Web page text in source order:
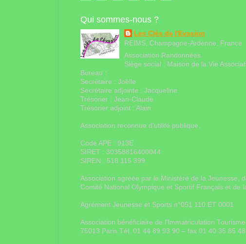
Qui sommes-nous ?
Les Clés de l'Evasion
REIMS, Champagne-Ardenne, France
Association Randonnées
Siège social : Maison de la Vie
Bureau :
Secrétaire : Joëlle
Secrétaire adjointe : Jacqueline
Trésorier : Jean-Claude
Trésorier adjoint : Alain
Association reconnue d'utilité publique.
Code APE : 913E
SIRET : 30358816400044
SIREN : 518 115 399
Association agréée par le Ministère de la Jeunesse,
Comité National Olympique et Sportif Français et de
Agrément Jeunesse et Sports n°051 110 ET 0001
Association bénéficiaire de l'Immatriculation
75013 Paris Tél. 01 44 89 93 90 – fax 01 40 35 85